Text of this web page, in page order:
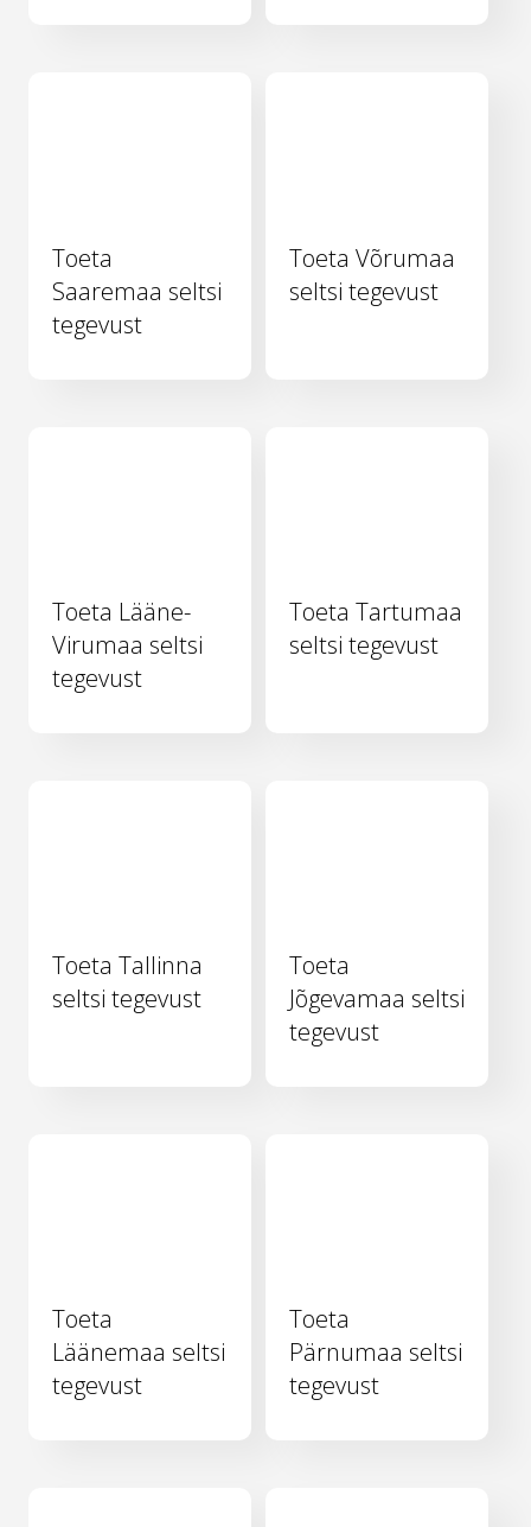
Toeta
Saaremaa seltsi
tegevust
Toeta Võrumaa
seltsi tegevust
Toeta Lääne-
Virumaa seltsi
tegevust
Toeta Tartumaa
seltsi tegevust
Toeta Tallinna
seltsi tegevust
Toeta
Jõgevamaa seltsi
tegevust
Toeta
Läänemaa seltsi
tegevust
Toeta
Pärnumaa seltsi
tegevust